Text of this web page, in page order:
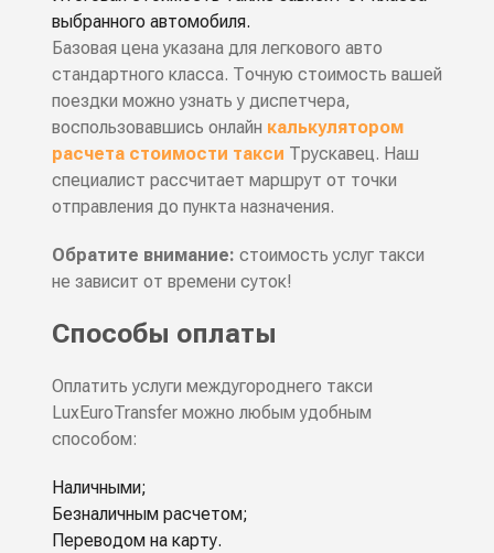
выбранного автомобиля.
Базовая цена указана для легкового авто
стандартного класса. Точную стоимость вашей
поездки можно узнать у диспетчера,
воспользовавшись онлайн калькулятором
расчета стоимости такси Трускавец. Наш
специалист рассчитает маршрут от точки
отправления до пункта назначения.
Обратите внимание: стоимость услуг такси
не зависит от времени суток!
Способы оплаты
Оплатить услуги междугороднего такси
LuxEuroTransfer можно любым удобным
способом:
Наличными;
Безналичным расчетом;
Переводом на карту.